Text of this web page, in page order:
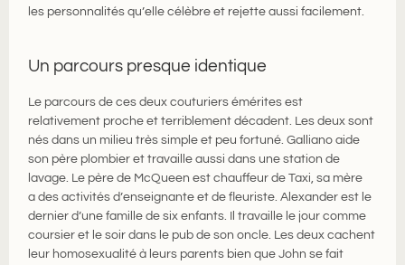
les personnalités qu’elle célèbre et rejette aussi facilement.
Un parcours presque identique
Le parcours de ces deux couturiers émérites est
relativement proche et terriblement décadent. Les deux sont
nés dans un milieu très simple et peu fortuné. Galliano aide
son père plombier et travaille aussi dans une station de
lavage. Le père de McQueen est chauffeur de Taxi, sa mère
a des activités d’enseignante et de fleuriste. Alexander est le
dernier d’une famille de six enfants. Il travaille le jour comme
coursier et le soir dans le pub de son oncle. Les deux cachent
leur homosexualité à leurs parents bien que John se fait